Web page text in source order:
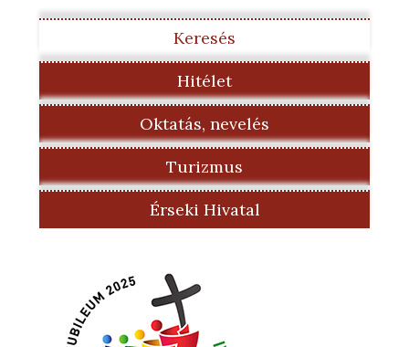
Keresés
Hitélet
Oktatás, nevelés
Turizmus
Érseki Hivatal